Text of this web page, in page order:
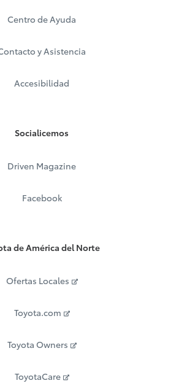
Centro de Ayuda
y Asistencia
Accesibilidad
Socialicemos
Driven Magazine
Facebook
de América del Norte
Ofertas Locales
Toyota.com
Toyota Owners
ToyotaCare